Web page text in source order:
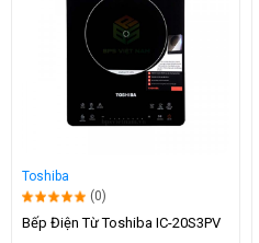
Toshiba
(0)
Bếp Điện Từ Toshiba IC-20S3PV